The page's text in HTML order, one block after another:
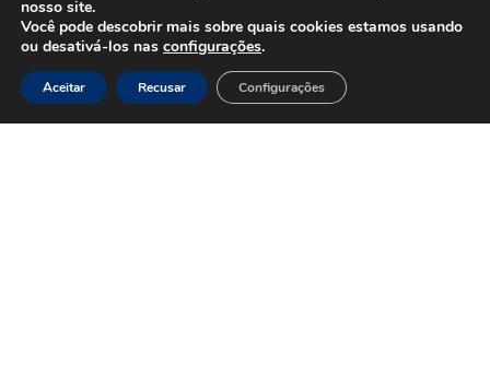
Empresas
associadas
benefícios
Em
movimento
Unidos
pelo RS
Yanomami
Fundo
UNA+
nosso site.
Você pode descobrir mais sobre quais cookies estamos usando
ou desativá-los nas configurações.
Aceitar Recusar Configurações